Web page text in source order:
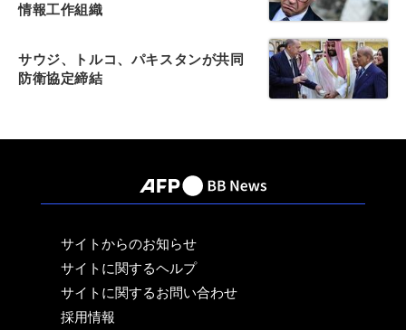
情報工作組織
サウジ、トルコ、パキスタンが共同
防衛協定締結
サイトからのお知らせ
サイトに関するヘルプ
サイトに関するお問い合わせ
採用情報